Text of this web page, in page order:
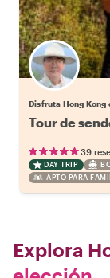
Disfruta Hong Kong
Tour de
39
DAY TRIP
APTO PARA
Explora